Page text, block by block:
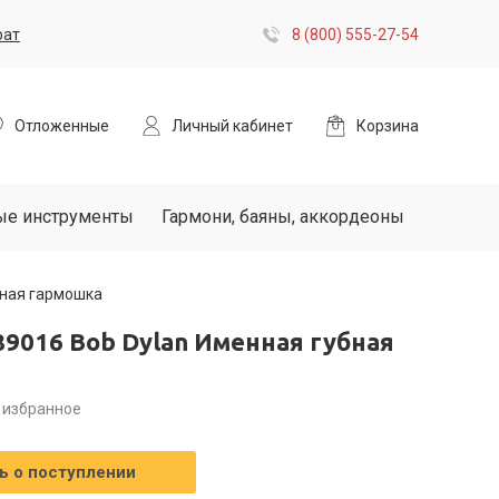
8 (800) 555-27-54
Отложенные Личный кабинет Корзина
инструменты Гармони, баяны, аккордеоны
гармошка
Bob Dylan Именная губная
избранное
о поступлении